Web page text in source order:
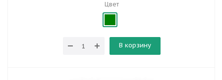
Цвет
В корзину